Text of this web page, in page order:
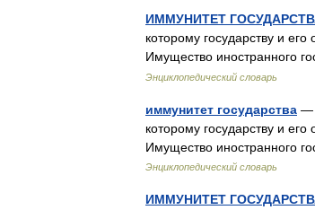
ИММУНИТЕТ
которому государству и
Имущество иностранного
Энциклопедический словарь
иммунитет государства —
которому государству и
Имущество иностранного
Энциклопедический словарь
ИММУНИТЕТ